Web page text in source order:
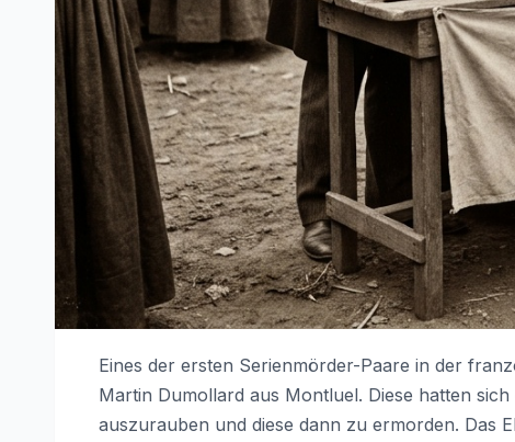
Eines der ersten Serienmörder-Paare in der
Martin Dumollard aus Montluel. Diese hatten
auszurauben und diese dann zu ermorden. Das